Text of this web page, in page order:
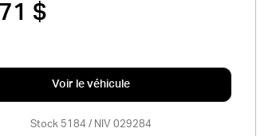
$
Voir le véhicule
Stock 5184 / NIV 029284